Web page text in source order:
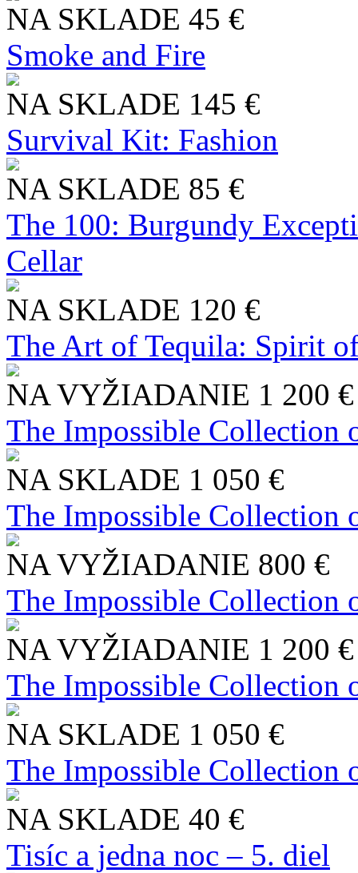
NA SKLADE 45 €
Smoke and Fire
NA SKLADE 145 €
Survival Kit: Fashion
NA SKLADE 85 €
The 100: Burgundy
Cellar
NA SKLADE 120 €
The Art of Tequila: Spirit
NA VYŽIADANIE 1 200 €
The Impossible Collection
NA SKLADE 1 050 €
The Impossible Collection
NA VYŽIADANIE 800 €
The Impossible Collection
NA VYŽIADANIE 1 200 €
The Impossible Collection
NA SKLADE 1 050 €
The Impossible Collection
NA SKLADE 40 €
Tisíc a jedna noc – 5. diel